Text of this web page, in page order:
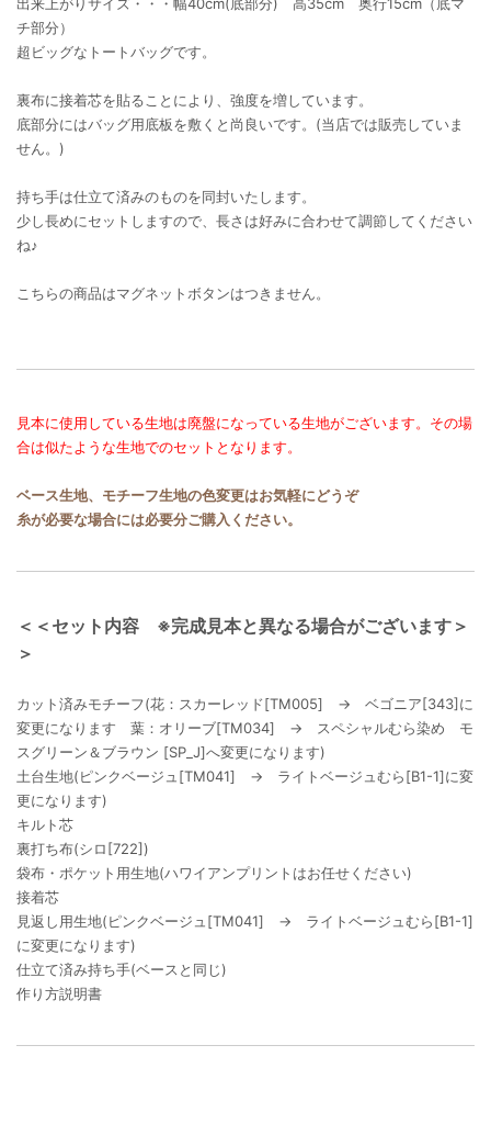
チ部分）
超ビッグなトートバッグです。
裏布に接着芯を貼ることにより、強度を増しています。
底部分にはバッグ用底板を敷くと尚良いです。(当店では販売していま
せん。)
持ち手は仕立て済みのものを同封いたします。
少し長めにセットしますので、長さは好みに合わせて調節してください
ね♪
こちらの商品はマグネットボタンはつきません。
見本に使用している生地は廃盤になっている生地がございます。その場
合は似たような生地でのセットとなります。
ベース生地、モチーフ生地の色変更はお気軽にどうぞ
糸が必要な場合には必要分ご購入ください。
＜＜セット内容 ※完成見本と異なる場合がございます＞
＞
カット済みモチーフ(花：スカーレッド[TM005] → ベゴニア[343]に
変更になります 葉：オリーブ[TM034] → スペシャルむら染め モ
スグリーン＆ブラウン [SP_J]へ変更になります)
土台生地(ピンクベージュ[TM041] → ライトベージュむら[B1-1]に変
更になります)
キルト芯
裏打ち布(シロ[722])
袋布・ポケット用生地(ハワイアンプリントはお任せください)
接着芯
見返し用生地(ピンクベージュ[TM041] → ライトベージュむら[B1-1]
に変更になります)
仕立て済み持ち手(ベースと同じ)
作り方説明書